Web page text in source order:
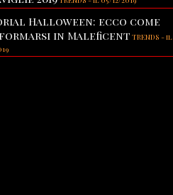
Halloween: ecco come
in Maleficent TRENDS -il